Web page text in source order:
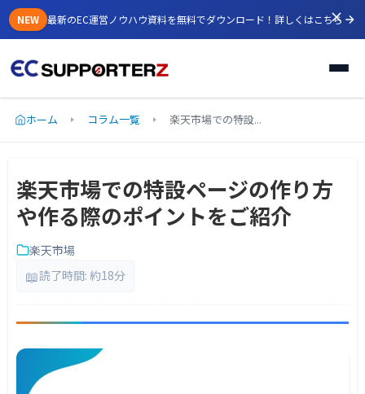
NEW 最新のEC運営ノウハウ資料を無料でダウンロード！ 詳しくはこちら
ホーム コラム一覧 楽天市場での特設...
楽天市場での特設ページの作り方
や作る際のポイントをご紹介
楽天市場
📖読了時間: 約18分